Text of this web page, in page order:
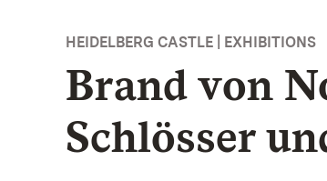
HEIDELBERG CASTLE | EXHIBITIONS
Brand von
Schlösser